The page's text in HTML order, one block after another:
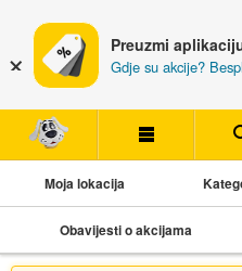
Preuzmi
Gdje su akcije?
Moja lokacija
Obavijesti o akcijama